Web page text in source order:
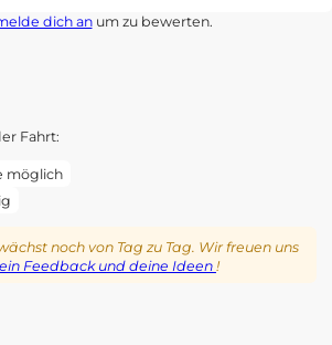
dich anum zu bewerten.
Fahrt:
möglich
noch von Tag zu Tag. Wir freuen uns
Feedback und deine Ideen !